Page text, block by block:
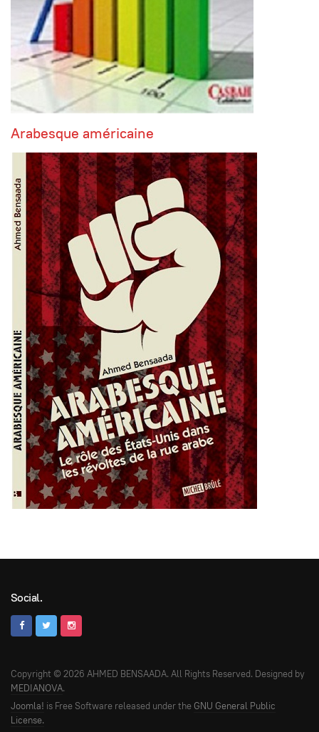
Arabesque américaine
Social.
Copyright © 2026 AHMED BENSAADA. All Rights Reserved. Designed by
MEDIANOVA.
Joomla! is Free Software released under the GNU General Public
License.